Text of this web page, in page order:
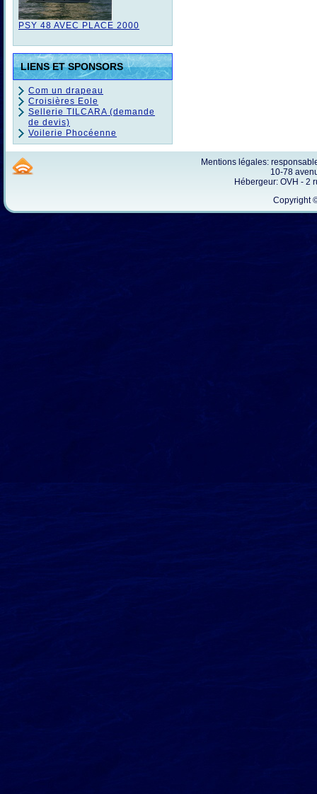
PSY 48 AVEC PLACE 2000
LIENS ET SPONSORS
Com un drapeau
Croisières Eole
Sellerie TILCARA (demande
de devis)
Voilerie Phocéenne
Mentions légales:
10-78
Hébergeur: OVH - 2
Copyright